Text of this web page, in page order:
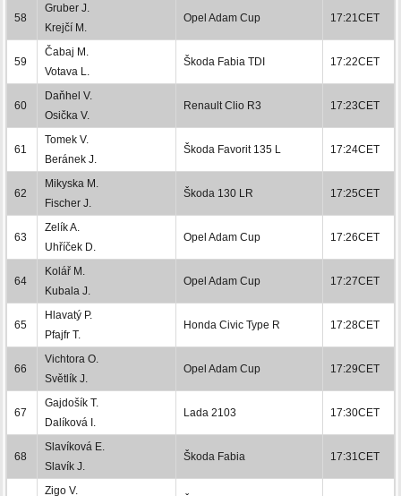
58
Gruber J.
Krejčí M.
Opel Adam Cup 17:21CET
59
Čabaj M.
Votava L.
Škoda Fabia TDI 17:22CET
60
Daňhel V.
Osička V.
Renault Clio R3 17:23CET
61
Tomek V.
Beránek J.
Škoda Favorit 135 L 17:24CET
62
Mikyska M.
Fischer J.
Škoda 130 LR 17:25CET
63
Zelík A.
Uhříček D.
Opel Adam Cup 17:26CET
64
Kolář M.
Kubala J.
Opel Adam Cup 17:27CET
65
Hlavatý P.
Pfajfr T.
Honda Civic Type R 17:28CET
66
Vichtora O.
Světlík J.
Opel Adam Cup 17:29CET
67
Gajdošík T.
Dalíková I.
Lada 2103 17:30CET
68
Slavíková E.
Slavík J.
Škoda Fabia 17:31CET
Zigo V.